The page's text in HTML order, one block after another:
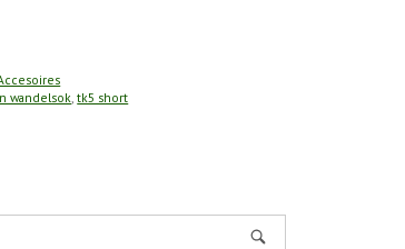
wandelsok,tk5 short